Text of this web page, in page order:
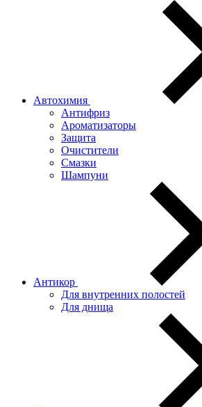
Автохимия
Антифриз
Ароматизаторы
Защита
Очистители
Смазки
Шампуни
Антикор
Для внутренних полостей
Для днища